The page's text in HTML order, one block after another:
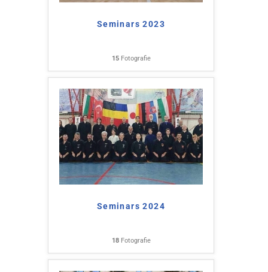
Seminars 2023
15Fotografie
Seminars 2024
18Fotografie